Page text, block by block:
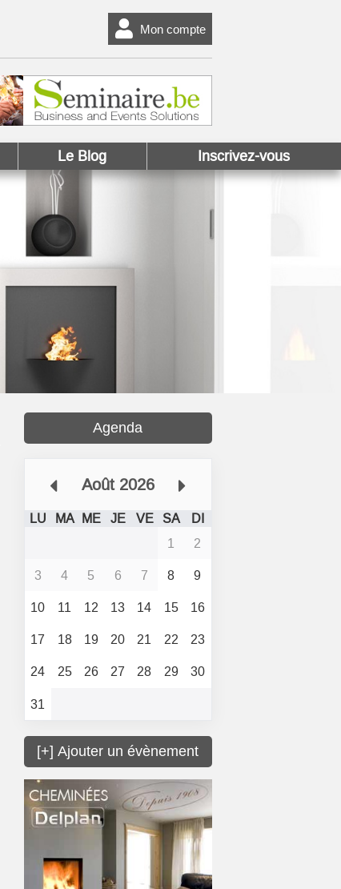
Mon compte
Le Blog Inscrivez-vous
Agenda
Août 2026
LU MA ME JE VE SA
DI
1
2
3
4 5 6 7 8
9
10
11 12 13 14 15
16
17
18 19 20 21 22
23
24
25 26 27 28 29
30
31
[+] Ajouter un évènement